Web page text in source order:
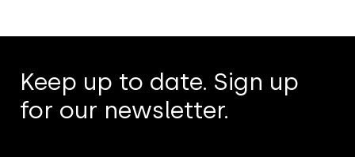
Keep up to date. Sign up
for our newsletter.